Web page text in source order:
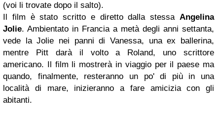
(voi li trovate dopo il salto).
Il film è stato scritto e diretto dalla stessa Angelina
Jolie. Ambientato in Francia a metà degli anni settanta,
vede la Jolie nei panni di Vanessa, una ex ballerina,
mentre Pitt darà il volto a Roland, uno scrittore
americano. Il film li mostrerà in viaggio per il paese ma
quando, finalmente, resteranno un po' di più in una
località di mare, inizieranno a fare amicizia con gli
abitanti.